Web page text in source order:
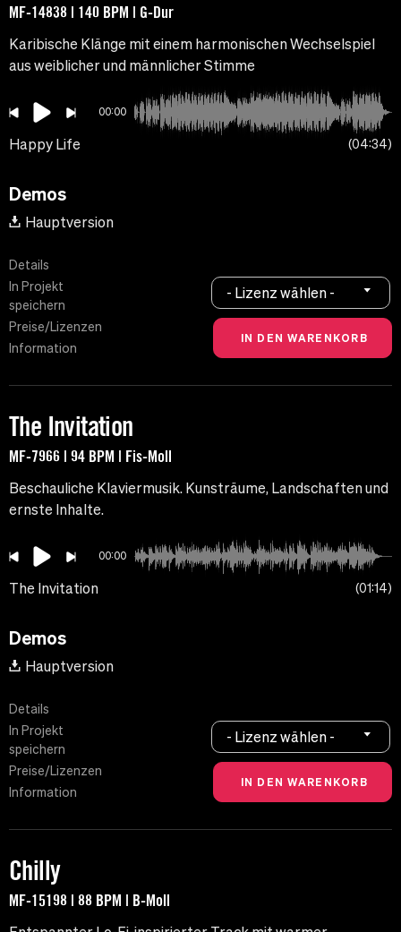
MF-14838 | 140 BPM | G-Dur
Karibische Klänge mit einem harmonischen Wechselspiel
aus weiblicher und männlicher Stimme
00:00
Happy Life 04:34
Demos
Hauptversion
Details
In Projekt
speichern
Preise/Lizenzen
Information
- Lizenz wählen -
The Invitation
MF-7966 | 94 BPM | Fis-Moll
Beschauliche Klaviermusik. Kunsträume, Landschaften und
ernste Inhalte.
00:00
The Invitation 01:14
Demos
Hauptversion
Details
In Projekt
speichern
Preise/Lizenzen
Information
- Lizenz wählen -
Chilly
MF-15198 | 88 BPM | B-Moll